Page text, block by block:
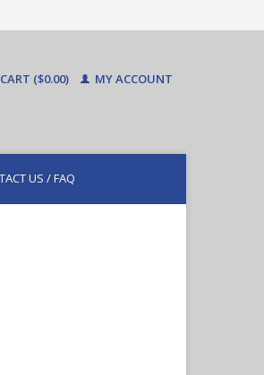
CART ($0.00) MY ACCOUNT
US / FAQ